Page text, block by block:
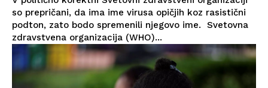
so prepričani, da ima ime virusa opičjih koz rasistični
podton, zato bodo spremenili njegovo ime. Svetovna
zdravstvena organizacija (WHO)...